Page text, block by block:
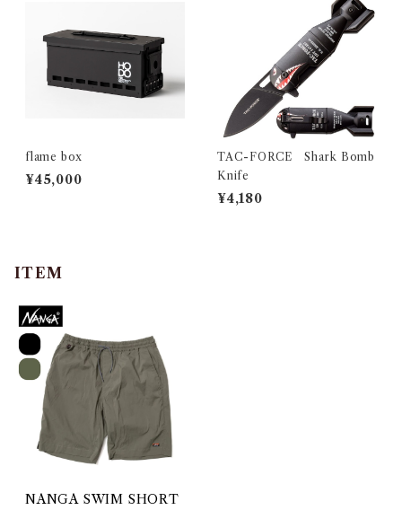
flame box
¥45,000
TAC-FORCE Shark Bomb
Knife
¥4,180
ITEM
NANGA SWIM SHORT